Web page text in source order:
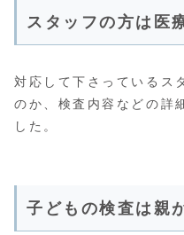
スタッフの方は医
対応して下さっているス
のか、検査内容などの詳
した。
子どもの検査は親